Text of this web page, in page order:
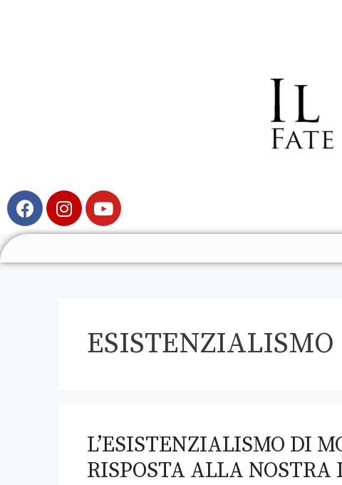
ESISTENZIALISMO
L’ESISTENZIALISMO DI
RISPOSTA ALLA NOSTRA